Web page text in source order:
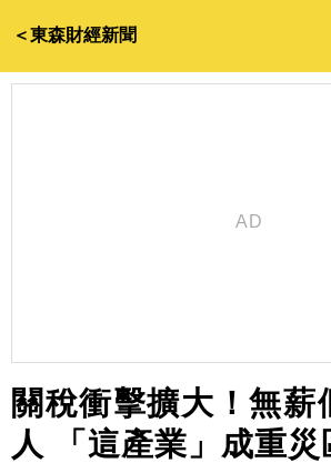
＜東森財經新聞
關稅衝擊擴大！無薪
人 「這產業」成重災